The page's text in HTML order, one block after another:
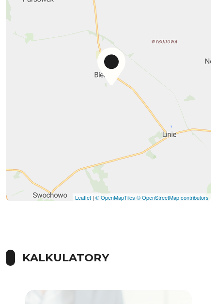
Leaflet | © OpenMapTiles © OpenStreetMap contributors
KALKULATORY